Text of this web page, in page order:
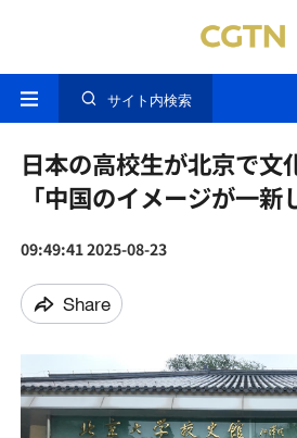
サイト内検索
日本の高校生が北京で
「中国のイメージが一新
09:49:41 2025-08-23
Share